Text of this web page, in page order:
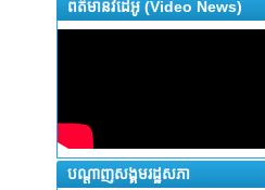
ព័ត៌មានវីដេអូ (Video News)
បណ្តាញសង្គមរដ្ឋសភា